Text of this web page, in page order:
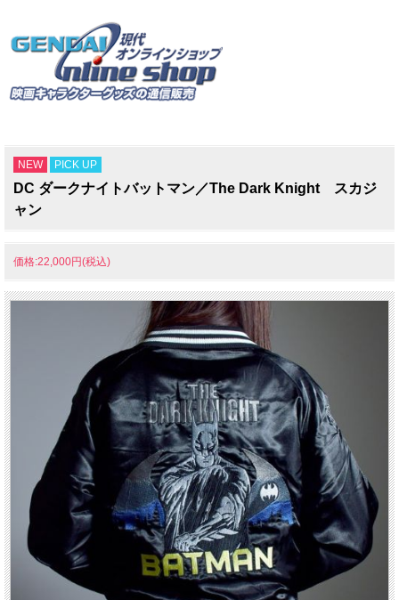
NEW PICK UP
DC ダークナイトバットマン／The Dark Knight スカジ
ャン
価格:22,000円(税込)